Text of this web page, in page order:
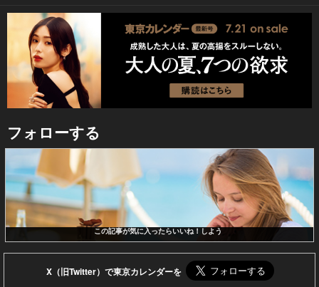
フォローする
この記事が気に入ったらいいね！しよう
X（旧Twitter）で東京カレンダーを